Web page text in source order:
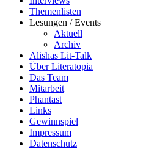
Themenlisten
Lesungen / Events
Aktuell
Archiv
Alishas Lit-Talk
Über Literatopia
Das Team
Mitarbeit
Phantast
Links
Gewinnspiel
Impressum
Datenschutz